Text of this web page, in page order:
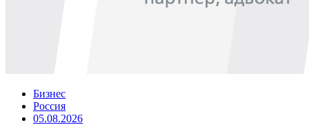
Бизнес
Россия
05.08.2026